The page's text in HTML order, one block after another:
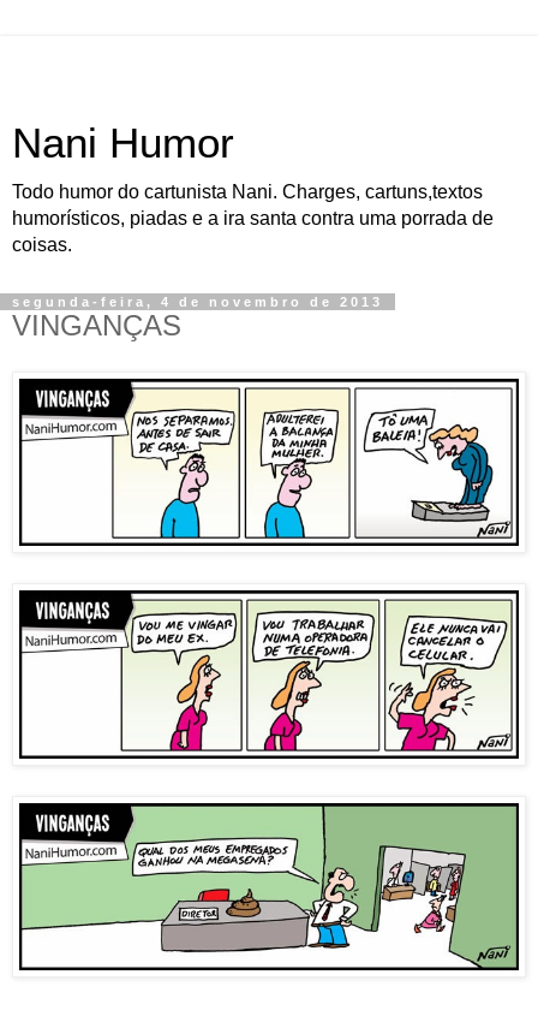
Nani Humor
Todo humor do cartunista Nani. Charges, cartuns,textos
humorísticos, piadas e a ira santa contra uma porrada de
coisas.
segunda-feira, 4 de novembro de 2013
VINGANÇAS